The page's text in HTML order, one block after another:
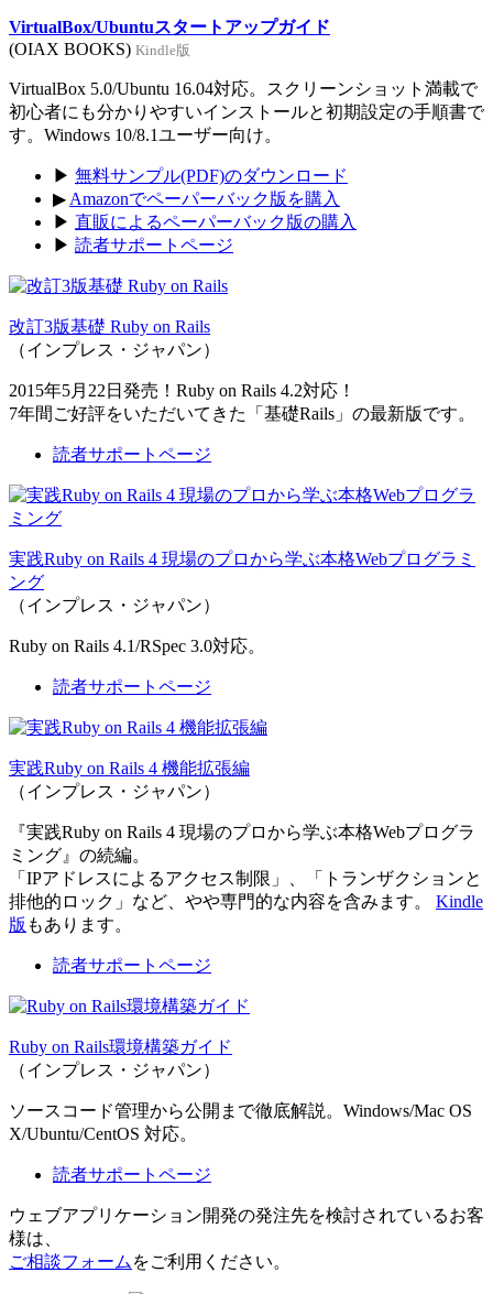
VirtualBox/Ubuntuスタートアップガイド
(OIAX BOOKS) Kindle版
VirtualBox 5.0/Ubuntu 16.04対応。スクリーンショット満載で
初心者にも分かりやすいインストールと初期設定の手順書で
す。Windows 10/8.1ユーザー向け。
▶ 無料サンプル(PDF)のダウンロード
▶ Amazonでペーパーバック版を購入
▶ 直販によるペーパーバック版の購入
▶ 読者サポートページ
改訂3版基礎 Ruby on Rails
（インプレス・ジャパン）
2015年5月22日発売！Ruby on Rails 4.2対応！
7年間ご好評をいただいてきた「基礎Rails」の最新版です。
読者サポートページ
実践Ruby on Rails 4 現場のプロから学ぶ本格Webプログラミ
ング
（インプレス・ジャパン）
Ruby on Rails 4.1/RSpec 3.0対応。
読者サポートページ
実践Ruby on Rails 4 機能拡張編
（インプレス・ジャパン）
『実践Ruby on Rails 4 現場のプロから学ぶ本格Webプログラ
ミング』の続編。
「IPアドレスによるアクセス制限」、「トランザクションと
排他的ロック」など、やや専門的な内容を含みます。 Kindle
版 もあります。
読者サポートページ
Ruby on Rails環境構築ガイド
（インプレス・ジャパン）
ソースコード管理から公開まで徹底解説。Windows/Mac OS
X/Ubuntu/CentOS 対応。
読者サポートページ
ウェブアプリケーション開発の発注先を検討されているお客
様は、
ご相談フォーム をご利用ください。